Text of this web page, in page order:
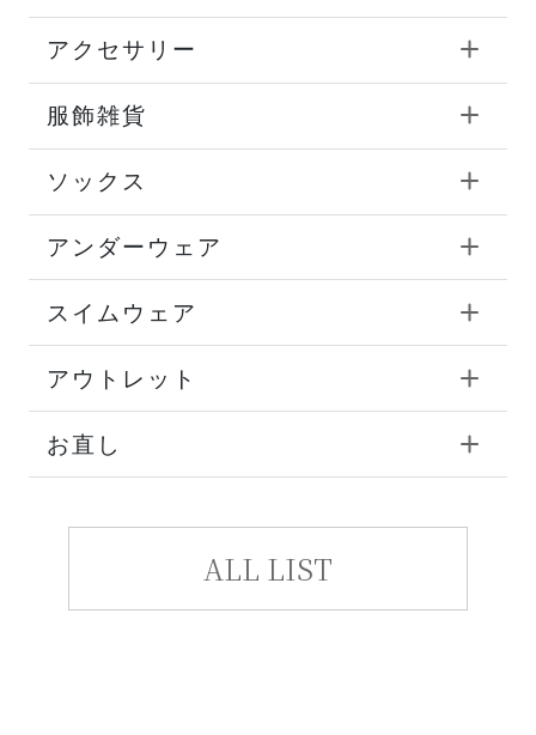
アクセサリー
服飾雑貨
ソックス
アンダーウェア
スイムウェア
アウトレット
お直し
ALL LIST